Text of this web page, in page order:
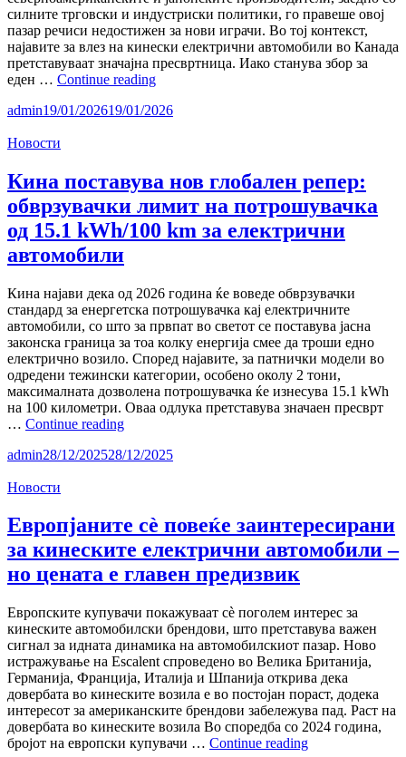
силните трговски и индустриски политики, го правеше овој
пазар речиси недостижен за нови играчи. Во тој контекст,
најавите за влез на кинески електрични автомобили во Канада
претставуваат значајна пресвртница. Иако станува збор за
еден … Continue readingЕвтините
електрични
Канада:
какви
ќе
бидат
глобалните
admin19/01/202619/01/2026
Новости
Кина поставува нов глобален репер:
обврзувачки лимит на потрошувачка
од 15.1 kWh/100 km за електрични
автомобили
Кина најави дека од 2026 година ќе воведе обврзувачки
стандард за енергетска потрошувачка кај електричните
автомобили, со што за првпат во светот се поставува јасна
законска граница за тоа колку енергија смее да троши едно
електрично возило. Според најавите, за патнички модели во
одредени тежински категории, особено околу 2 тони,
максималната дозволена потрошувачка ќе изнесува 15.1 kWh
на 100 километри. Оваа одлука претставува значаен пресврт
… Continue readingКина
нов
лимит
на
потрошувачка
од
15.1
km
за
електрични
автомобили
admin28/12/202528/12/2025
Новости
Европјаните сѐ повеќе заинтересирани
за кинеските електрични автомобили –
но цената е главен предизвик
Европските купувачи покажуваат сѐ поголем интерес за
кинеските автомобилски брендови, што претставува важен
сигнал за идната динамика на автомобилскиот пазар. Ново
истражување на Escalent спроведено во Велика Британија,
Германија, Франција, Италија и Шпанија открива дека
довербата во кинеските возила е во постојан пораст, додека
интересот за американските брендови забележува пад. Раст на
довербата во кинеските возила Во споредба со 2024 година,
бројот на европски купувачи … Continue readingЕвропјаните